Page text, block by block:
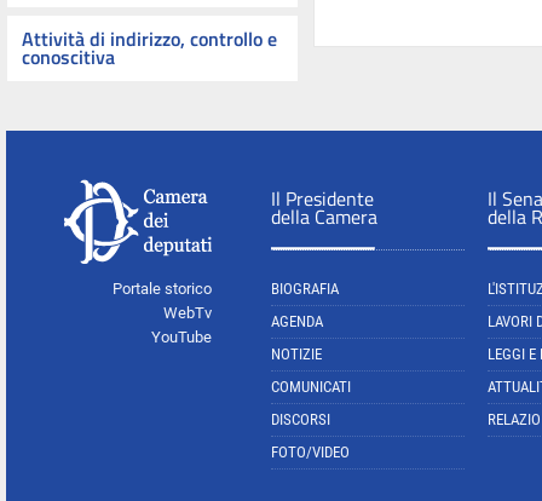
Attività di indirizzo, controllo e
conoscitiva
Portale storico
WebTv
YouTube
Il Presidente
della Camera
BIOGRAFIA
AGENDA
NOTIZIE
COMUNICATI
DISCORSI
FOTO/VIDEO
Il
della
LAVORI
LEGGI E